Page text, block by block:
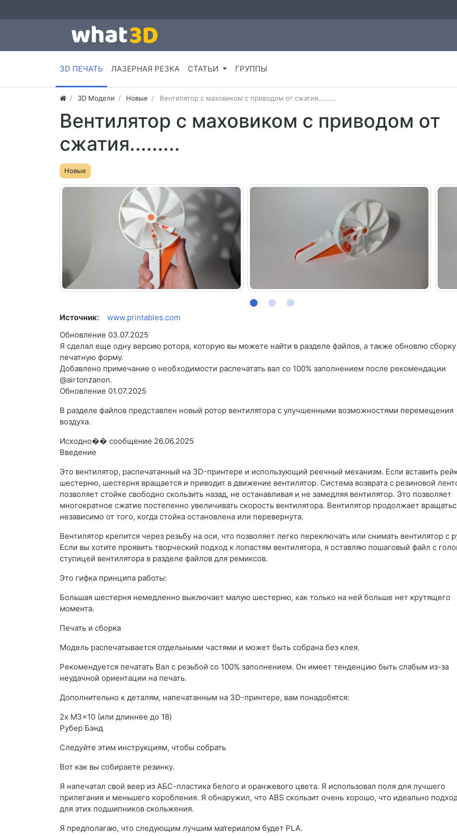
3D ПЕЧАТЬ ЛАЗЕРНАЯ РЕЗКА СТАТЬИ ГРУППЫ
3D Модели Новые Вентилятор с маховиком с приводом от сжатия.........
Вентилятор с маховиком с приводом от
сжатия.........
Новые
Источник:
www.printables.com
Обновление 03.07.2025
Я сделал еще одну версию ротора, которую вы можете найти в разделе файлов, а также обновлю
печатную форму.
Добавлено примечание о необходимости распечатать вал со 100% заполнением после рекомендации
@airtonzanon.
Обновление 01.07.2025
В разделе файлов представлен новый ротор вентилятора с улучшенными возможностями перемещения
воздуха.
Исходно�� сообщение 26.06.2025
Введение
Это вентилятор, распечатанный на 3D-принтере и использующий реечный механизм. Если вставить
шестерню, шестерня вращается и приводит в движение вентилятор. Система возврата с резиновой
позволяет стойке свободно скользить назад, не останавливая и не замедляя вентилятор. Это позволяет
многократное сжатие постепенно увеличивать скорость вентилятора. Вентилятор продолжает
независимо от того, когда стойка остановлена ​​или перевернута.
Вентилятор крепится через резьбу на оси, что позволяет легко переключать или снимать вентилятор с
Если вы хотите проявить творческий подход к лопастям вентилятора, я оставляю пошаговый файл с
ступицей вентилятора в разделе файлов для ремиксов.
Это гифка принципа работы:
Большая шестерня немедленно выключает малую шестерню, как только на ней больше нет крутящего
момента.
Печать и сборка
Модель распечатывается отдельными частями и может быть собрана без клея.
Рекомендуется печатать Вал с резьбой со 100% заполнением. Он имеет тенденцию быть слабым из-за
неудачной ориентации на печать.
Дополнительно к деталям, напечатанным на 3D-принтере, вам понадобятся:
2x M3x10 (или длиннее до 18)
Рубер Бэнд
Следуйте этим инструкциям, чтобы собрать
Вот как вы собираете резинку.
Я напечатал свой веер из АБС-пластика белого и оранжевого цвета. Я использовал поля для лучшего
прилегания и меньшего коробления. Я обнаружил, что ABS скользит очень хорошо, что идеально
для этих подшипников скольжения.
Я предполагаю, что следующим лучшим материалом будет PLA.